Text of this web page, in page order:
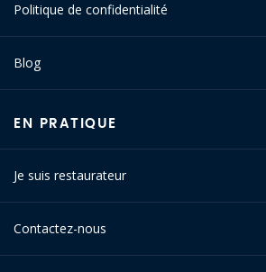
Politique de confidentialité
Blog
EN PRATIQUE
Je suis restaurateur
Contactez-nous